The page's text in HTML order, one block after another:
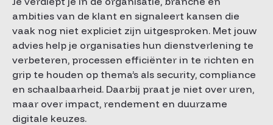
ambities van de klant en signaleert kansen die
vaak nog niet expliciet zijn uitgesproken. Met jouw
advies help je organisaties hun dienstverlening te
verbeteren, processen efficiënter in te richten en
grip te houden op thema’s als security, compliance
en schaalbaarheid. Daarbij praat je niet over uren,
maar over impact, rendement en duurzame
digitale keuzes.